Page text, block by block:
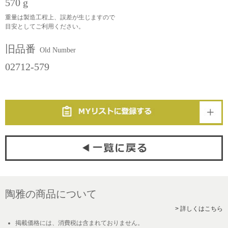
570 g
重量は製造工程上、誤差が生じますので
目安としてご利用ください。
旧品番 Old Number
02712-579
陶雅の商品について
> 詳しくはこちら
掲載価格には、消費税は含まれておりません。